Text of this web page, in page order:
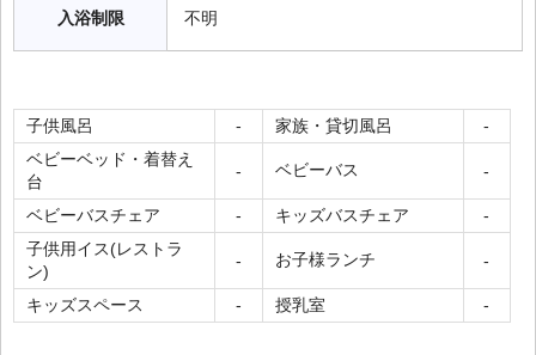
入浴制限 不明
子供風呂 - 家族・貸切風呂
-
ベビーベッド・着替え
台
- ベビーバス -
ベビーバスチェア - キッズバスチェア
-
子供用イス(レストラ
ン)
- お子様ランチ -
キッズスペース - 授乳室 -